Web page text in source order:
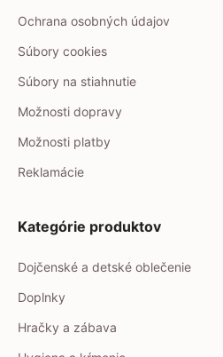
Ochrana osobných údajov
Súbory cookies
Súbory na stiahnutie
Možnosti dopravy
Možnosti platby
Reklamácie
Kategórie produktov
Dojčenské a detské oblečenie
Doplnky
Hračky a zábava